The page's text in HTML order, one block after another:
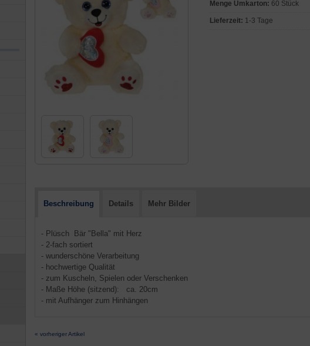
Menge Umkarton: 60 Stück
Lieferzeit: 1-3 Tage
Beschreibung Details Mehr Bilder
- Plüsch Bär "Bella" mit Herz
- 2-fach sortiert
- wunderschöne Verarbeitung
- hochwertige Qualität
- zum Kuscheln, Spielen oder Verschenken
- Maße Höhe (sitzend): ca. 20cm
- mit Aufhänger zum Hinhängen
« vorheriger Artikel